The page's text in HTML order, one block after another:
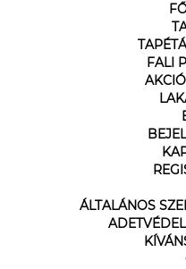
FALI
ÁLTALÁNOS